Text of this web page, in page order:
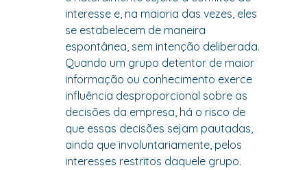
interesse e, na maioria das vezes, eles
se estabelecem de maneira
espontânea, sem intenção deliberada.
Quando um grupo detentor de maior
informação ou conhecimento exerce
influência desproporcional sobre as
decisões da empresa, há o risco de
que essas decisões sejam pautadas,
ainda que involuntariamente, pelos
interesses restritos daquele grupo.